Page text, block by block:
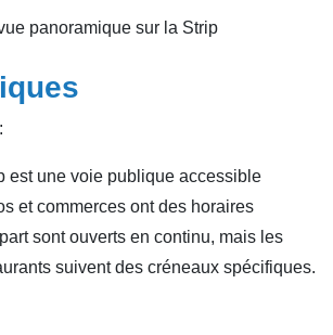
panoramique sur la Strip
est une voie publique accessible
et commerces ont des horaires
sont ouverts en continu, mais les
suivent des créneaux spécifiques.